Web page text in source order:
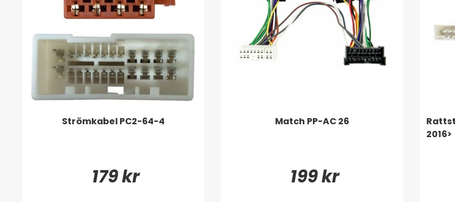
Strömkabel PC2-64-4
179 kr
Match PP-AC 26
199 kr
2016>